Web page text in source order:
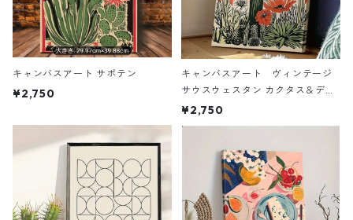
キャンバスアート サボテン
¥2,750
キャンバスアート ヴィンテージ
サウスウェスタン カクタス＆デザ
ートフローラル ウォールアート
¥2,750